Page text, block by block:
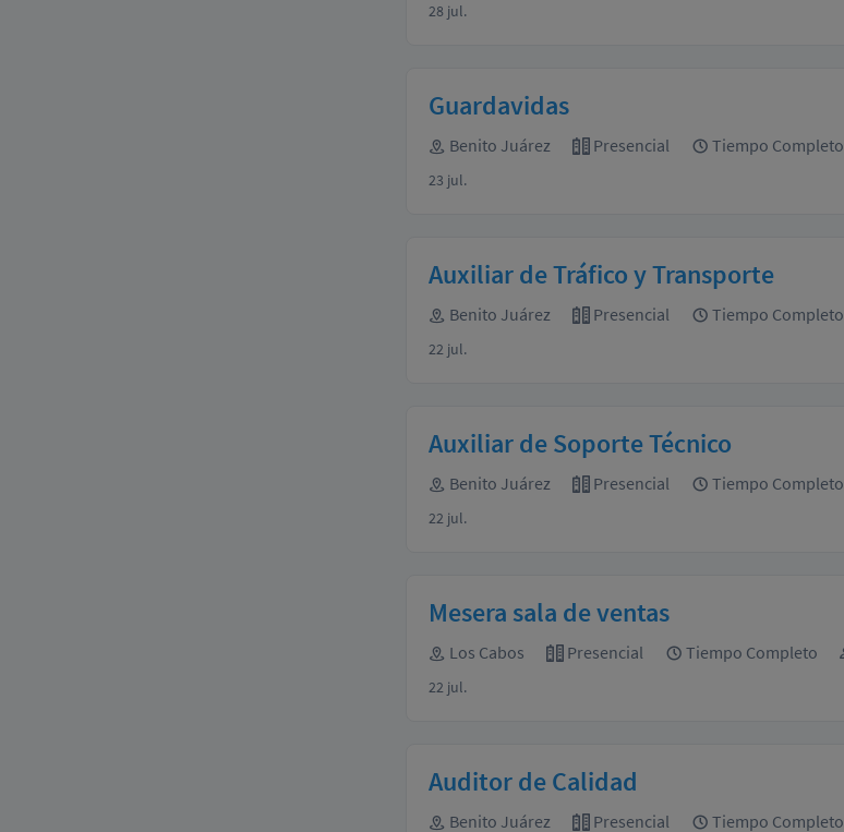
28 jul.
Guardavidas
Benito Juárez Presencial Tiempo Completo
23 jul.
Auxiliar de Tráfico y Transporte
Benito Juárez Presencial Tiempo Completo
22 jul.
Auxiliar de Soporte Técnico
Benito Juárez Presencial Tiempo Completo
22 jul.
Mesera sala de ventas
Los Cabos Presencial Tiempo Completo
22 jul.
Auditor de Calidad
Benito Juárez Presencial Tiempo Completo